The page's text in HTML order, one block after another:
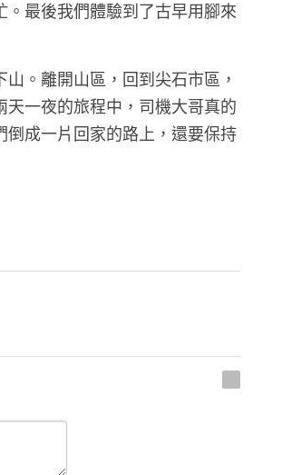
最後我們體驗到了古早用腳來
。離開山區，回到尖石市區，
一夜的旅程中，司機大哥真的
成一片回家的路上，還要保持